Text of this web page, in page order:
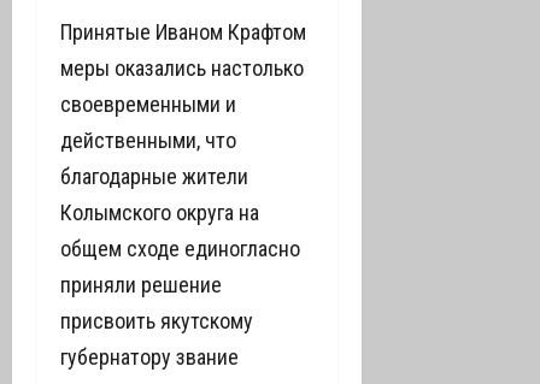
Принятые Иваном Крафтом
меры оказались настолько
своевременными и
действенными, что
благодарные жители
Колымского округа на
общем сходе единогласно
приняли решение
присвоить якутскому
губернатору звание